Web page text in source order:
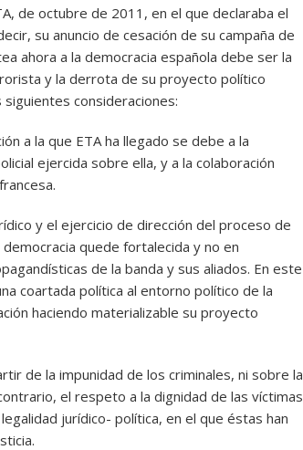
de octubre de 2011, en el que declaraba el
su anuncio de cesación de su campaña de
ahora a la democracia española debe ser la
y la derrota de su proyecto político
consideraciones:
a la que ETA ha llegado se debe a la
ejercida sobre ella, y a la colaboración
y el ejercicio de dirección del proceso de
quede fortalecida y no en
de la banda y sus aliados. En este
coartada política al entorno político de la
haciendo materializable su proyecto
de la impunidad de los criminales, ni sobre la
el respeto a la dignidad de las víctimas
jurídico- política, en el que éstas han